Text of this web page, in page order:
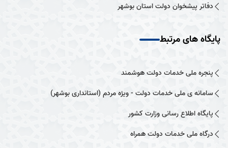
دفاتر پیشخوان دولت استان بوشهر
پایگاه های مرتبط
پنجره ملی خدمات دولت هوشمند
سامانه ی ملی خدمات دولت - ویژه مردم (استانداری بوشهر)
پایگاه اطلاع رسانی وزارت کشور
درگاه ملی خدمات دولت همراه